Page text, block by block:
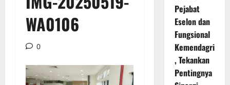
WA0106
0
Pejabat
Eselon dan
Fungsional
Kemendagri
, Tekankan
Pentingnya